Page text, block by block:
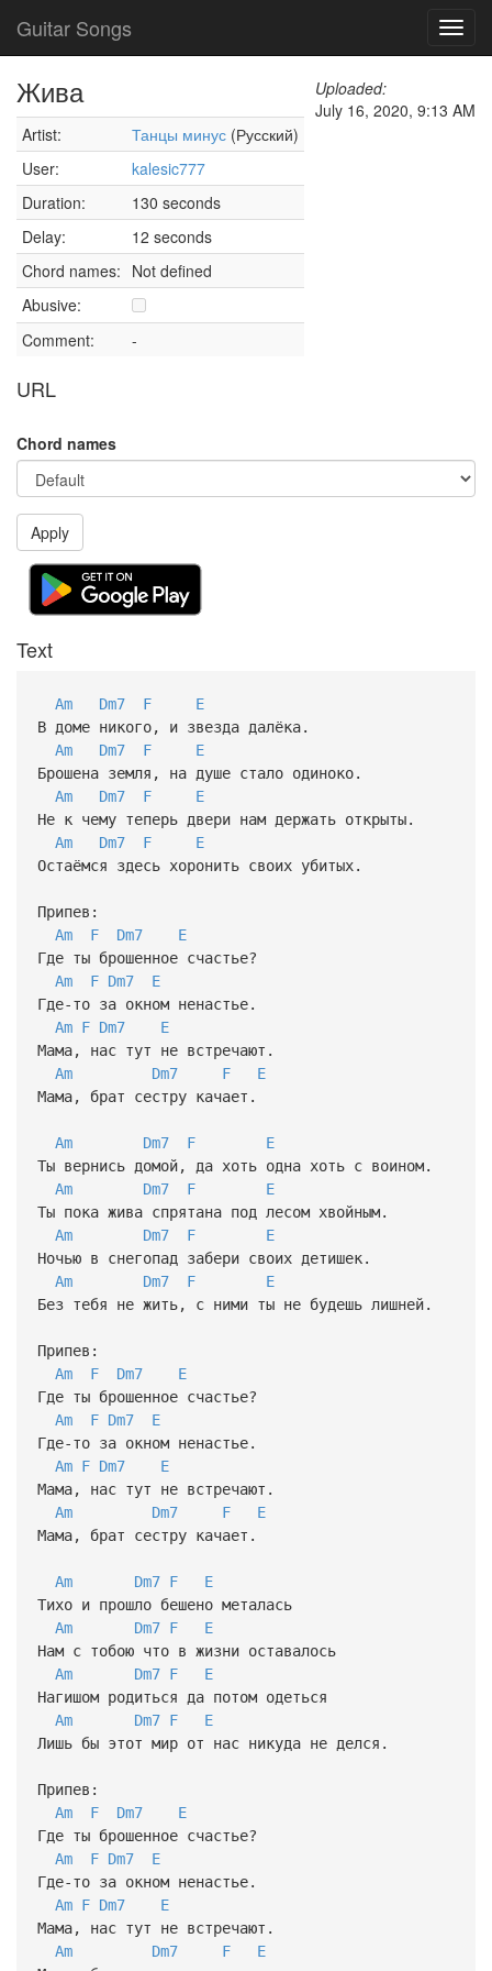
Guitar Songs
Жива
Artist: Танцы минус (Русский)
User:
kalesic777
Duration:
130 seconds
Delay:
12 seconds
Chord names: Not defined
Abusive:
Comment:
-
URL
Uploaded:
July 16, 2020, 9:13 AM
Chord names
Apply
Text
Am Dm7 F
E
В доме никого, и звезда далёка.
Am
Dm7 F
E
Брошена земля, на душе стало одиноко.
Am
Dm7 F
E
Не к чему теперь двери нам держать открыты.
Am
Dm7 F
E
Остаёмся здесь хоронить своих убитых.
Припев:
Am
F Dm7
E
Где ты брошенное счастье?
Am
F Dm7
E
Где-то за окном ненастье.
Am F Dm7
E
Мама, нас тут не встречают.
Am
Dm7 F
E
Мама, брат сестру качает.
Am Dm7 F
E
Ты вернись домой, да хоть одна хоть с воином.
Am
Dm7 F
E
Ты пока жива спрятана под лесом хвойным.
Am
Dm7 F
E
Ночью в снегопад забери своих детишек.
Am
Dm7 F
E
Без тебя не жить, с ними ты не будешь лишней.
Припев:
Am
F Dm7
E
Где ты брошенное счастье?
Am
F Dm7
E
Где-то за окном ненастье.
Am F Dm7
E
Мама, нас тут не встречают.
Am
Dm7 F
E
Мама, брат сестру качает.
Am Dm7 F
E
Тихо и прошло бешено металась
Am
Dm7 F
E
Нам с тобою что в жизни оставалось
Am
Dm7 F
E
Нагишом родиться да потом одеться
Am
Dm7 F
E
Лишь бы этот мир от нас никуда не делся.
Припев:
Am
F Dm7
E
Где ты брошенное счастье?
Am
F Dm7
E
Где-то за окном ненастье.
Am F Dm7
E
Мама, нас тут не встречают.
Am
Dm7 F
E